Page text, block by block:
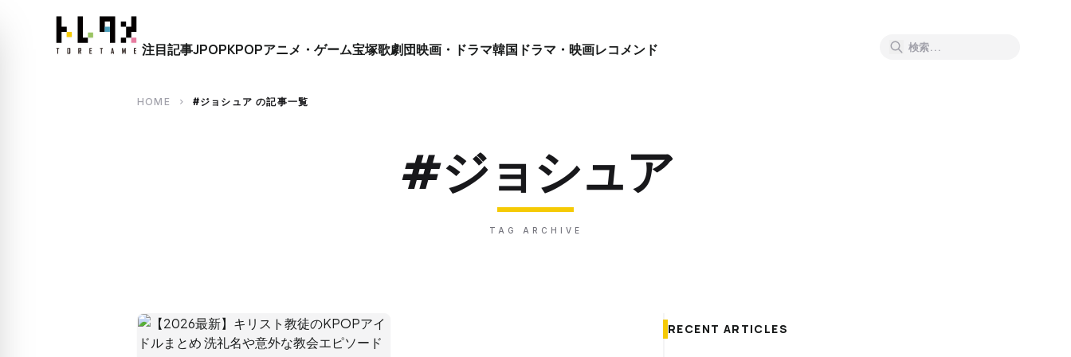
close
注目記事JPOPKPOPアニメ・ゲーム宝塚歌劇団映画・ドラマ韓国ドラマ・映画レコメンド
HOME chevron_right #ジョシュア の記事一覧
#ジョシュア
TAG ARCHIVE
RECENT ARTICLES